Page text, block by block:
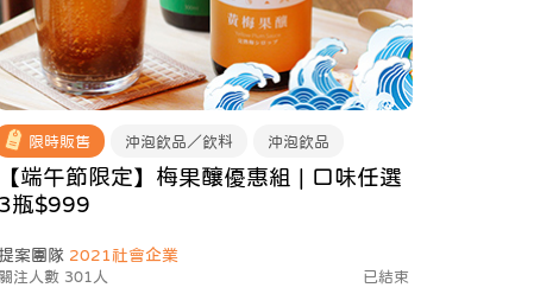
限時販售 沖泡飲品／飲料 沖泡飲品
【端午節限定】梅果釀優惠組 | 口味任選
3瓶$999
提案團隊 2021社會企業
關注人數 301人 已結束